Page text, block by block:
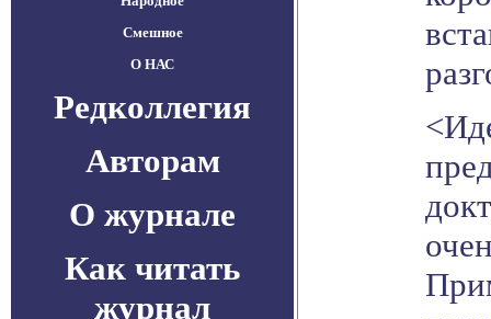
Смешное
О НАС
Редколлегия
Авторам
О журнале
Как читать
журнал